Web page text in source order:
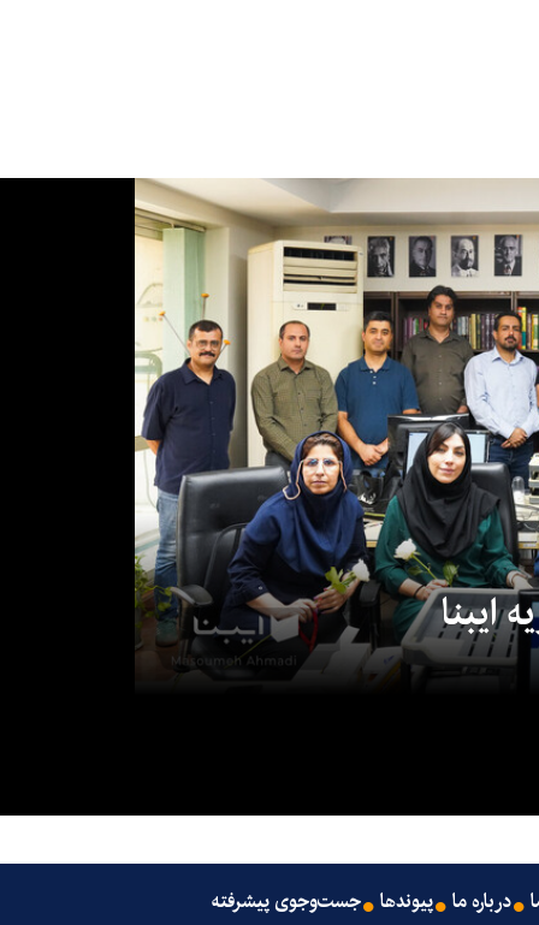
ایبنا
درباره ما پیوندها جست‌وجوی پیشرفته